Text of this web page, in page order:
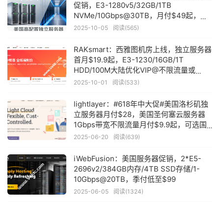
促销，E3-1280v5/32GB/1TB
NVMe/10Gbps@30TB，月付$49起，
1Gbps不限流量月付$79起，可选圣何塞/
2025-10-05 阅读(565)
RAKsmart：西雅图机房上线，独立服务器
首月$19.9起，E3-1230/16GB/1T
HDD/100M大陆优化VIP@不限流量或
1Gbps@10TB月流量
2025-10-01 阅读(533)
lightlayer：#618年中大促#美国洛杉矶独
立服务器月付$28，美国圣何塞云服务器
1Gbps带宽不限流量月付$9.9起，可选国
际/标准/优化线路
2025-06-20 阅读(639)
iWebFusion：美国服务器促销，2*E5-
2696v2/384GB内存/4TB SSD存储/1-
10Gbps@20TB，季付低至$99
2025-06-05 阅读(1324)